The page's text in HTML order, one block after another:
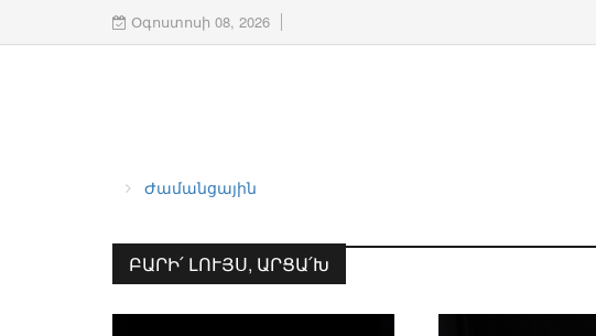
Օգոստոսի 08, 2026
Ժամանցային
ԲԱՐԻ՛ ԼՈՒՅՍ, ԱՐՑԱ՛Խ